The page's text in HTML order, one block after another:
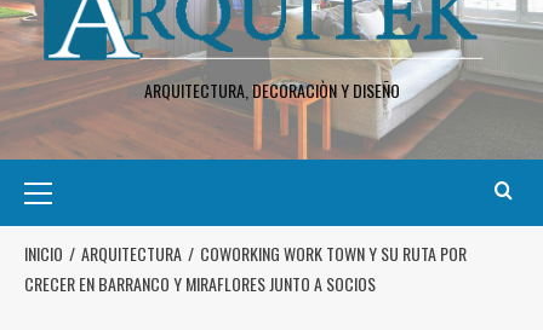
ARQUITECTURA, DECORACIÒN Y DISEÑO
INICIO ARQUITECTURA
COWORKING WORK TOWN Y SU RUTA POR
CRECER EN BARRANCO Y MIRAFLORES JUNTO A SOCIOS